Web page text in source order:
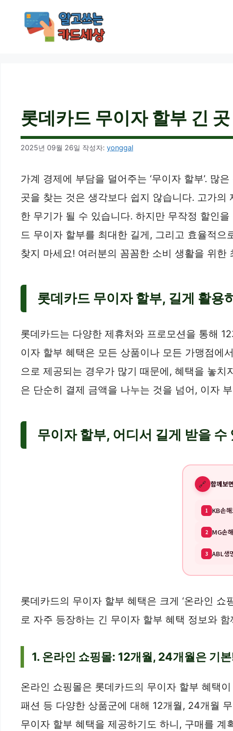
롯데카드 무이자 할부 긴
2025년 09월 26일 작성자: yonggal
가계 경제에 부담을 덜어주는 ‘무이자 할부’. 많
곳을 찾는 것은 생각보다 쉽지 않습니다. 고가
한 무기가 될 수 있습니다. 하지만 무작정 할인
드 무이자 할부를 최대한 길게, 그리고 효율적으
찾지 마세요! 여러분의 꼼꼼한 소비 생활을 위한
롯데카드 무이자 할부, 길게 활용
롯데카드는 다양한 제휴처와 프로모션을 통해
이자 할부 혜택은 모든 상품이나 모든 가맹점에
으로 제공되는 경우가 많기 때문에, 혜택을 놓
은 단순히 결제 금액을 나누는 것을 넘어, 이자
무이자 할부, 어디서 길게 받을 수
🔗 함께보
1 KB손
2 MG손
3 ABL생
롯데카드의 무이자 할부 혜택은 크게 ‘온라인 쇼
로 자주 등장하는 긴 무이자 할부 혜택 정보와
1. 온라인 쇼핑몰: 12개월, 24개월은 기
온라인 쇼핑몰은 롯데카드의 무이자 할부 혜택
패션 등 다양한 상품군에 대해 12개월, 24개월
무이자 할부 혜택을 제공하기도 하니, 구매를